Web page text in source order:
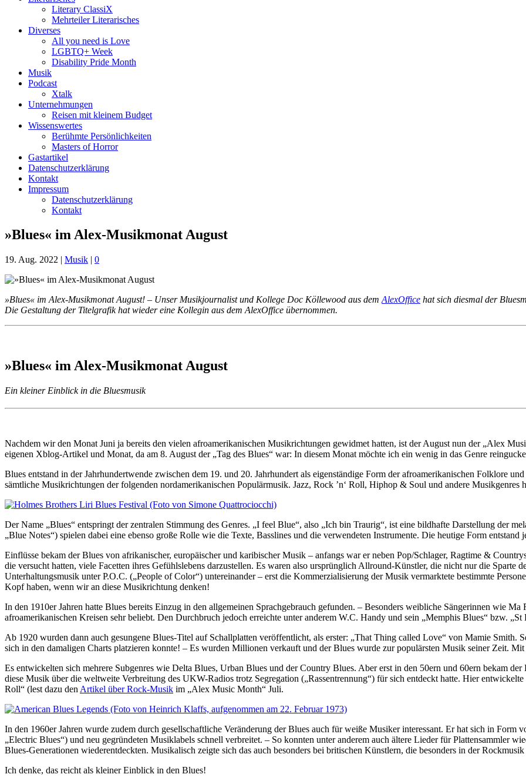
Literary ClassiX
Mehrteiler Literarisches
Diverses
All you need is Love
LGBTQ+ Week
Disability Pride Month
Musik
Podcast
Xtalk
Unternehmungen
Reisen mit kleinem Budget
Wissenswertes
Berühmte Persönlichkeiten
Masters of Horror
Gastartikel
Datenschutzerklärung
Kontakt
Impressum
Datenschutzerklärung
Kontakt
»Blues« im Alex-Musikmonat August
19. Aug. 2022 | Musik | 0
»Blues« im Alex-Musikmonat August! – Unser Musikjournalist und Kollege Doc Köllewood aus dem AlexOffice hat sich diesmal der
Die Gestaltung der Titelgrafik hat wieder eine Kollegin aus dem AlexOffice übernommen.
»Blues« im Alex-Musikmonat August
Ein kleiner Einblick in die Bluesmusik
Nachdem wir den Monat Juni ja bereits den vielen afroamerikanischen Musikrichtungen gewidmet hatten, ist der August nun der „Alex
eigenen Xblog-Artikel und Monat, da am 8. August der „Tag des Blues“ war: In diesem Monat möchte ich ein wenig in das Genre
Blues entstand in der Jahrhundertwende zwischen dem 19. und 20. Jahrhundert als eigenständige Form der afroamerikanischen Folklore
sämtliche Musikrichtungen der folgenden nordamerikanischen Populärmusik. Jazz, Rock ’n‘ Roll, Hiphop & Soul und andere Musikgenres
Der Name „Blues“ entspringt der zentralen Stimmung des Genres. „I feel Blue“, also „Ich bin Traurig“, ist eine bildhafte Darstellung der
„Blue Notes“) spielen dabei eine ebenso große Rolle wie die Texte, Basslines und die verwendeten Instrumente. Die heutige Form entstand
Einflüsse bekam der Blues von afrikanischer, europäischer und karibischer Musik – anfangs war er neben Pop/Schlager, Ragtime &
die versucht hatten, viele Facetten ihres Gefühlslebens darzustellen. Es waren also ursprünglich Allround-Künstler, die nicht nur die Sparte
Unterhaltungsmusik unter P.O.C. („People of Color“) untereinander – erst die Kommerzialisierung der Musik vermarktete bestimmte
Kopf haben, wenn wir an diese Musikrichtung denken!
In den 1910er Jahren hatte Blues bereits Einzug in den allgemeinen Sprachgebrauch gefunden. – Besonders weibliche Sängerinnen wie
afroamerikanischen Kreisen sehr beliebt. Den Durchbruch jedoch erreichte unter anderem W.C. Handy und sein „Memphis Blues“ bzw.
Ab 1920 wurden dann auch gesungene Blues-Titel auf Schallplatten veröffentlicht, als erster: „That Thing called Love“ von Mamie Smith.
sich in den damaligen Charts platzieren konnte! – Es wurden Millionen verkauft und der Blues wurde zur populärsten Musik seiner Zeit.
Es entwickelten sich mehrere Subgenres wie Delta Blues, Urban Blues und der Country Blues. Aber erst in den 50ern und 60ern bekam
diese Musik über die weltweite Verbreitung des UKW-Radios trotz Segregation („Rassentrennung“) für sich entdeckt hatte. Hier
Roll“ (lest dazu den Artikel über Rock-Musik im „Alex Music Month“ Juli.
In den 1960er Jahren wurde zudem durch gesellschaftliche Veränderung der Blues auch für weiße Musiker interessant. Er hat sich in
„Electric Blues“) und neu gegründeten Musiklabels schnell verbreitet. – So konnten unter anderem auch ältere Lieder für Plattensammler
Blues-Generationen wiederentdeckten. Musikalisch zeigte sich das auch besonders bei britischen Künstlern, die besonders in der
Ich denke, das reicht als kleiner Einblick in den Blues!